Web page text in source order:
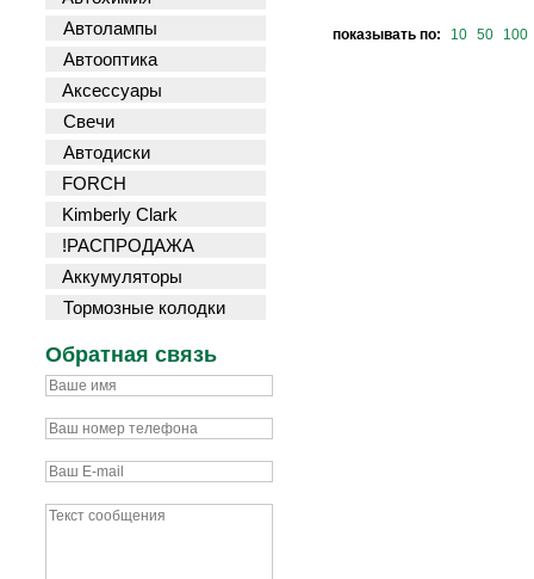
Автолампы
Автооптика
Аксессуары
Свечи
Автодиски
FORCH
Kimberly Clark
!РАСПРОДАЖА
Аккумуляторы
Тормозные колодки
Обратная связь
показывать по: 10 50 100